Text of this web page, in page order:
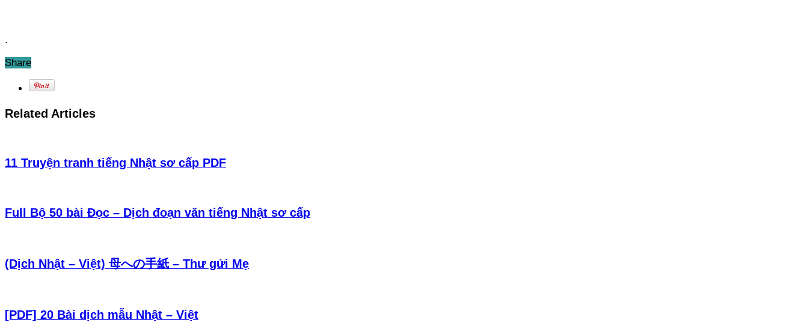
.
Share
Related Articles
11 Truyện tranh tiếng Nhật sơ cấp PDF
Full Bộ 50 bài Đọc – Dịch đoạn văn tiếng Nhật sơ cấp
(Dịch Nhật – Việt) 母への手紙 – Thư gửi Mẹ
[PDF] 20 Bài dịch mẫu Nhật – Việt